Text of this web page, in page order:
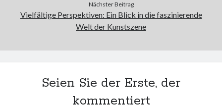
Nächster Beitrag
Vielfältige Perspektiven: Ein Blick in die faszinierende
Welt der Kunstszene
Seien Sie der Erste, der
kommentiert